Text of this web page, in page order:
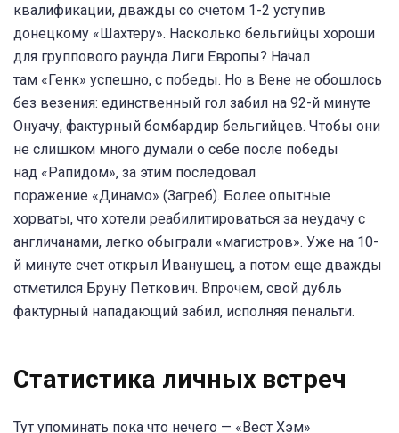
квалификации, дважды со счетом 1-2 уступив
донецкому «Шахтеру». Насколько бельгийцы хороши
для группового раунда Лиги Европы? Начал
там «Генк» успешно, с победы. Но в Вене не обошлось
без везения: единственный гол забил на 92-й минуте
Онуачу, фактурный бомбардир бельгийцев. Чтобы они
не слишком много думали о себе после победы
над «Рапидом», за этим последовал
поражение «Динамо» (Загреб). Более опытные
хорваты, что хотели реабилитироваться за неудачу с
англичанами, легко обыграли «магистров». Уже на 10-
й минуте счет открыл Иванушец, а потом еще дважды
отметился Бруну Петкович. Впрочем, свой дубль
фактурный нападающий забил, исполняя пенальти.
Статистика личных встреч
Тут упоминать пока что нечего — «Вест Хэм»